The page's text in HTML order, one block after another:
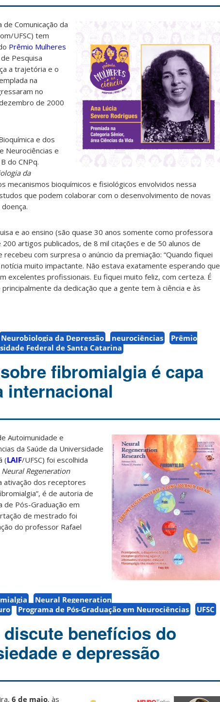
Comunicação da
UFSC) tem
Prêmio Mulheres
Pesquisa
a trajetória e o
na
no
de 2000
e dos
Neurociências e
do CNPq.
da
mecanismos bioquímicos e fisiológicos envolvidos nessa
que podem colaborar com o desenvolvimento de novas
e ao ensino (são quase 30 anos somente como professora
artigos publicados, de 8 mil citações e de 50 alunos de
com surpresa o anúncio da premiação: “Quando fiquei
muito impactante. Não estava exatamente esperando que
excelentes profissionais. Eu fiquei muito feliz, com certeza. É
da dedicação que a gente tem à ciência e às
Neurobiologia da Depressão neurociências
Prêmio
Federal de Santa Catarina
fibromialgia é capa
internacional
Autoimunidade e
da Saúde da Universidade
(LAIF/UFSC) foi escolhida
Neural Regeneration
ativação dos receptores
é de autoria de
de Pós-Graduação em
de mestrado foi
do professor Rafael
Neural Regeneration
Programa de Pós-Graduação em Neurociências UFSC
benefícios do
e depressão
6 de maio, às